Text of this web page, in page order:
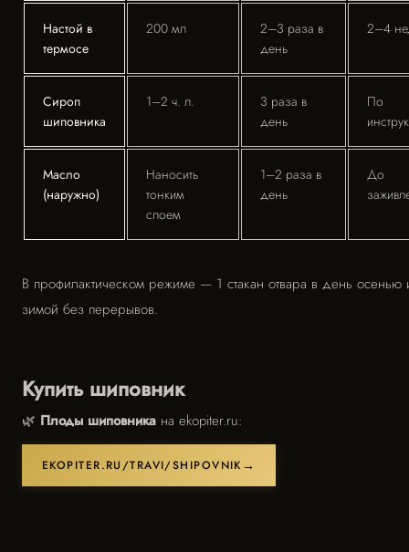
Настой в
термосе
200 мл
2–3 раза в
день
2–4
Сироп
шиповника
1–2 ч. л.
3 раза в
день
По
Масло
(наружно)
Наносить
тонким
слоем
1–2 раза в
день
До
В профилактическом режиме — 1 стакан отвара в день осенью
зимой без перерывов.
Купить шиповник
🌿 Плоды шиповника на ekopiter.ru:
EKOPITER.RU/TRAVI/SHIPOVNIK